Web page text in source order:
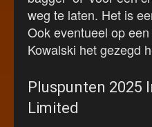
weg te laten. Het is
Ook eventueel op
Kowalski het gezegd
Pluspunten 2025
Limited